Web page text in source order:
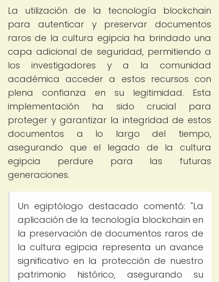
La utilización de la tecnología blockchain
para autenticar y preservar documentos
raros de la cultura egipcia ha brindado una
capa adicional de seguridad, permitiendo a
los investigadores y a la comunidad
académica acceder a estos recursos con
plena confianza en su legitimidad. Esta
implementación ha sido crucial para
proteger y garantizar la integridad de estos
documentos a lo largo del tiempo,
asegurando que el legado de la cultura
egipcia perdure para las futuras
generaciones.
Un egiptólogo destacado comentó: "La
aplicación de la tecnología blockchain en
la preservación de documentos raros de
la cultura egipcia representa un avance
significativo en la protección de nuestro
patrimonio histórico, asegurando su